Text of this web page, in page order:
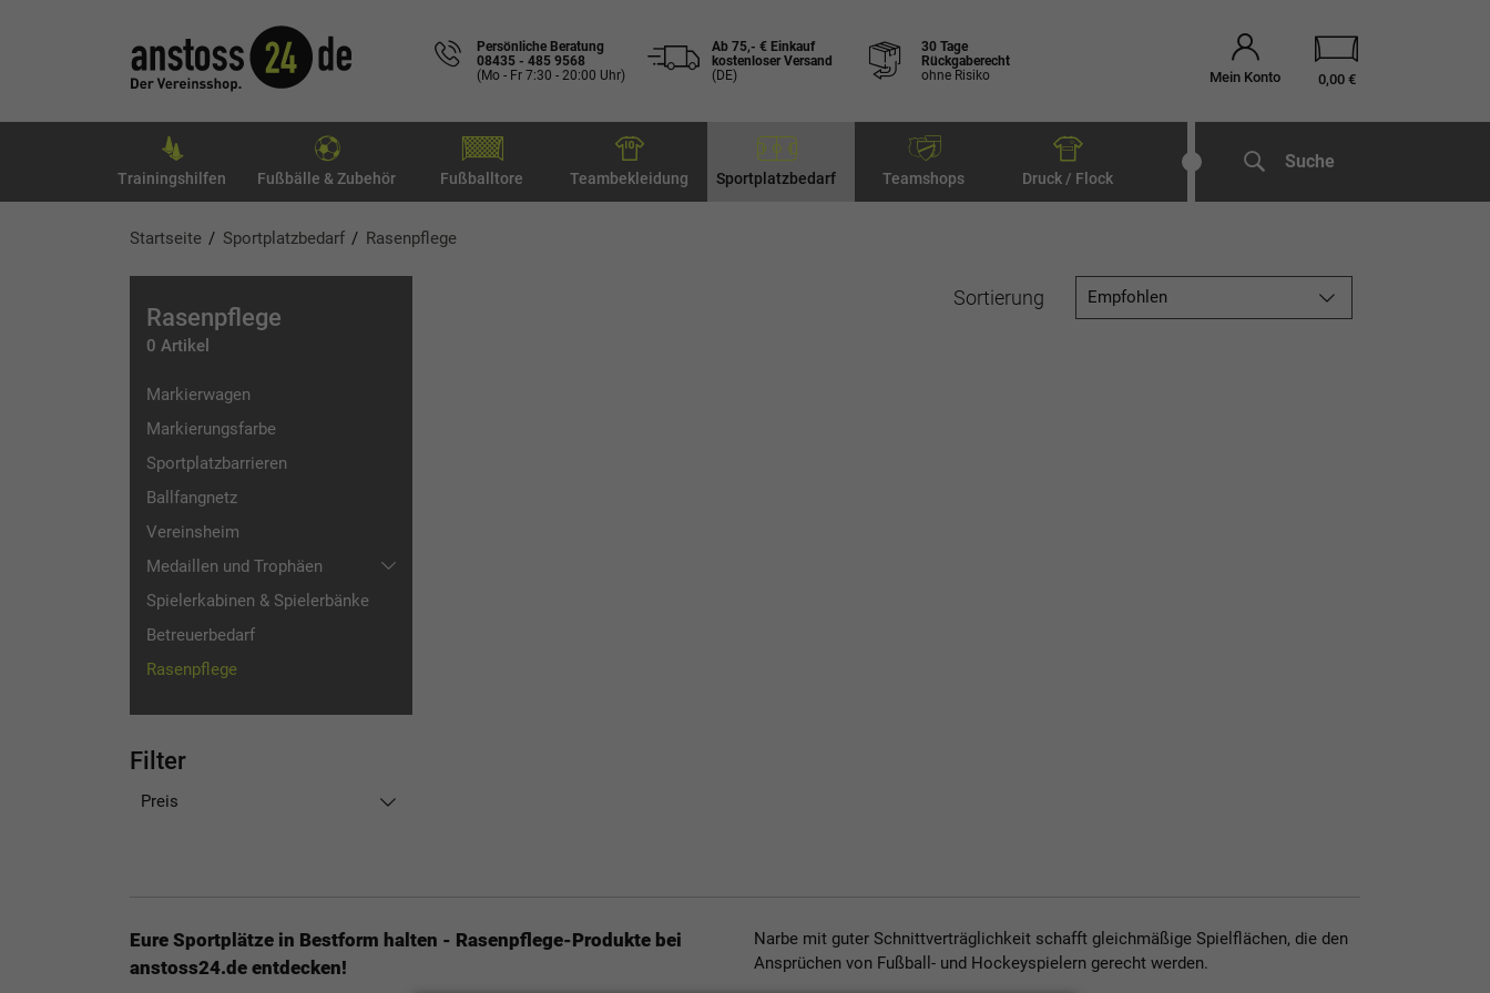
Persönliche Beratung
08435 - 485 9568
(Mo - Fr 7:30 - 20:00 Uhr)
Ab 75,- € Einkauf
kostenloser Versand
(DE)
30 Tage
Rückgaberecht
ohne Risiko
Mein Konto 0,00 €
Trainingshilfen Fußbälle & Zubehör Fußballtore Teambekleidung Sportplatzbedarf Teamshops Druck / Flock
Suche
Startseite Sportplatzbedarf Rasenpflege
Rasenpflege
0 Artikel
Markierwagen
Markierungsfarbe
Sportplatzbarrieren
Ballfangnetz
Vereinsheim
Medaillen und Trophäen
Medaillen
Pokale und Figuren
Spielerkabinen & Spielerbänke
Betreuerbedarf
Rasenpflege
Filter
Preis
Sortierung Empfohlen
Eure Sportplätze in Bestform halten - Rasenpflege-Produkte bei
anstoss24.de entdecken!
Narbe mit guter Schnittverträglichkeit schafft gleichmäßige Spielflächen, die den
Ansprüchen von Fußball- und Hockeyspielern gerecht werden.